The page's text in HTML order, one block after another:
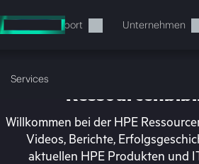
Hauptinhalt
wechseln
Support Unternehmen
Services
Willkommen bei der HPE
Videos, Berichte,
aktuellen HPE Produkten und